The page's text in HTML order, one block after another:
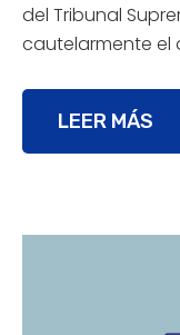
del Tribunal
cautelarmente el
LEER MÁS